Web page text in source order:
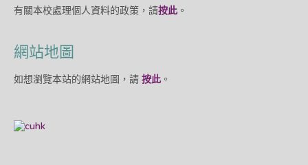
有關本校處理個人資料的政策，請按此 。
網站地圖
如想瀏覽本站的網站地圖，請 按此 。